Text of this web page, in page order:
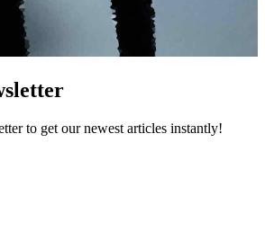
to get our newest articles instantly!